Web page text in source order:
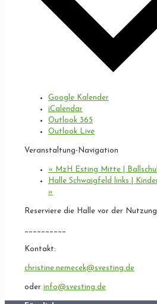
Google Kalender
iCalendar
Outlook 365
Outlook Live
Veranstaltung-Navigation
« MzH Esting Mitte |
Halle Schwaigfeld links |
»
Reserviere die Halle vor der
__________
Kontakt:
christine.nemecek@svesting.de
oder info@svesting.de